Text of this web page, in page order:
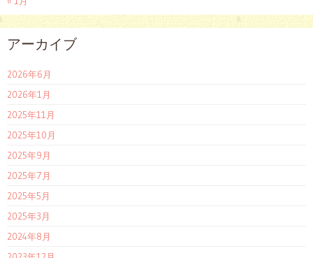
アーカイブ
2026年6月
2026年1月
2025年11月
2025年10月
2025年9月
2025年7月
2025年5月
2025年3月
2024年8月